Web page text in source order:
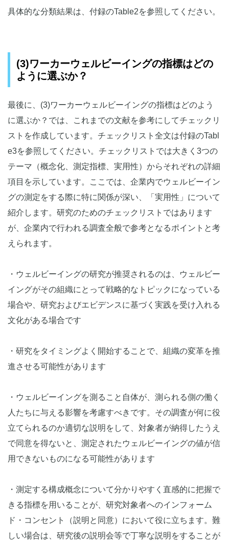
具体的な分類結果は、付録のTable2を参照してください。
(3)ワーカーウェルビーイングの指標はどの
ように選ぶか？
最後に、(3)ワーカーウェルビーイングの指標はどのよう
に選ぶか？では、これまでの文献を参考にしてチェックリ
ストを作成しています。チェックリスト全文は付録のTabl
e3を参照してください。チェックリストでは大きく3つの
テーマ（概念化、測定指標、実用性）からそれぞれの詳細
項目を示しています。ここでは、企業内でウェルビーイン
グの測定をする際に特に関係が深い、「実用性」について
紹介します。研究のためのチェックリストではあります
が、企業内で行われる調査全般で参考となるポイントと考
えられます。
・ウェルビーイングの研究が推奨されるのは、ウェルビー
イングがその組織にとって戦略的なトピックになっている
場合や、研究およびエビデンスに基づく実践を受け入れる
文化がある場合です
・研究をタイミングよく開始することで、組織の変革を推
進させる可能性があります
・ウェルビーイングを測ること自体が、測られる側の働く
人たちに与える影響を考慮すべきです。その調査が何に役
立てられるのか適切な説明をして、対象者が納得したうえ
で同意を得ないと、測定されたウェルビーイングの値が信
用できないものになる可能性があります
・測定する構成概念について分かりやすく直感的に把握で
きる指標を用いることが、研究対象者へのインフォーム
ド・コンセント（説明と同意）において役に立ちます。難
しい場合は、研究後の説明会等で丁寧な説明をすることが